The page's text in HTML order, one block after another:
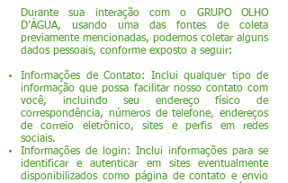
Durante sua interação com o GRUPO OLHO
D’ÁGUA, usando uma das fontes de coleta
previamente mencionadas, podemos coletar alguns
dados pessoais, conforme exposto a seguir:
Informações de Contato: Inclui qualquer tipo de
informação que possa facilitar nosso contato com
você, incluindo seu endereço físico de
correspondência, números de telefone, endereços
de correio eletrônico, sites e perfis em redes
sociais.
Informações de login: Inclui informações para se
identificar e autenticar em sites eventualmente
disponibilizados como página de contato e envio